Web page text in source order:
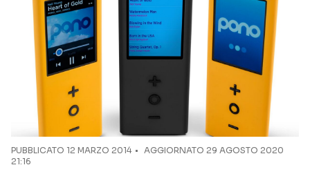
PUBBLICATO 12 MARZO 2014
AGGIORNATO 29 AGOSTO 2020
21:16